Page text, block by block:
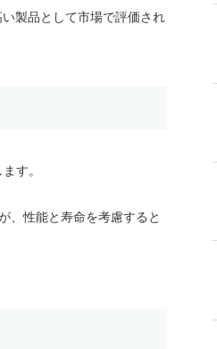
製品として市場で評価され
す。
、性能と寿命を考慮すると